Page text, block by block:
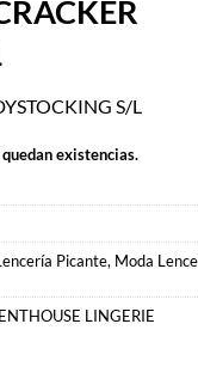
S/L
existencias.
Picante, Moda
LINGERIE